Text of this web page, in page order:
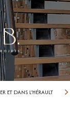
ET DANS L'HÉRAULT